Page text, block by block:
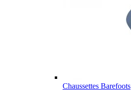
Chaussettes Barefoots